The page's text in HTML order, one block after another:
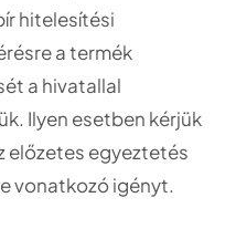
hitelesítési
a termék
a hivatallal
Ilyen esetben kérjük
előzetes egyeztetés
vonatkozó igényt.